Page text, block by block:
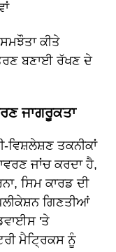
ਕੀਤੇ
ਬਣਾਈ ਰੱਖਣ ਦੇ
ਜਾਗਰੂਕਤਾ
ਤਕਨੀਕਾਂ
ਜਾਂਚ ਕਰਦਾ ਹੈ,
ਸਿਮ ਕਾਰਡ ਦੀ
ਗਿਣਤੀਆਂ
'ਤੇ
ਮੈਟ੍ਰਿਕਸ ਨੂੰ